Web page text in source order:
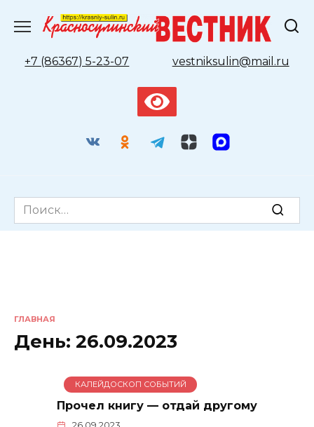
содержанию
+7 (86367) 5-23-07
vestniksulin@mail.ru
Search
for:
ГЛАВНАЯ
День: 26.09.2023
КАЛЕЙДОСКОП СОБЫТИЙ
Прочел книгу — отдай другому